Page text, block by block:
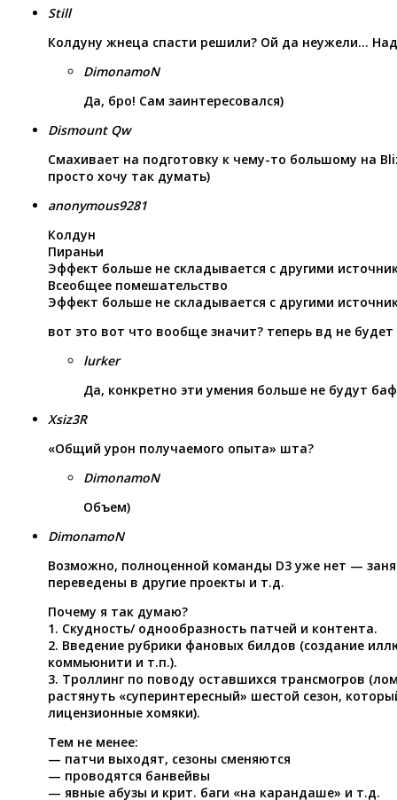
Still
Колдуну жнеца спасти решили? Ой да неужели…
DimonamoN
Да, бро! Сам заинтересовался)
Dismount Qw
Смахивает на подготовку к чему-то большому на
просто хочу так думать)
anonymous9281
Колдун
Пираньи
Эффект больше не складывается с другими
Всеобщее помешательство
Эффект больше не складывается с другими
вот это вот что вообще значит? теперь вд не
lurker
Да, конкретно эти умения больше не будут
Xsiz3R
«Общий урон получаемого опыта» шта?
DimonamoN
Объем)
DimonamoN
Возможно, полноценной команды D3 уже нет —
переведены в другие проекты и т.д.
Почему я так думаю?
1. Скудность/ однообразность патчей и контента.
2. Введение рубрики фановых билдов (создание
коммьюнити и т.п.).
3. Троллинг по поводу оставшихся трансмогров
растянуть «суперинтересный» шестой сезон,
лицензионные хомяки).
Тем не менее:
— патчи выходят, сезоны сменяются
— проводятся банвейвы
— явные абузы и крит. баги «на карандаше» и т.д.